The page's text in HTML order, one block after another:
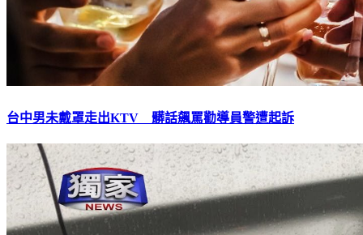
台中男未戴罩走出KTV 髒話飆罵勸導員警遭起訴